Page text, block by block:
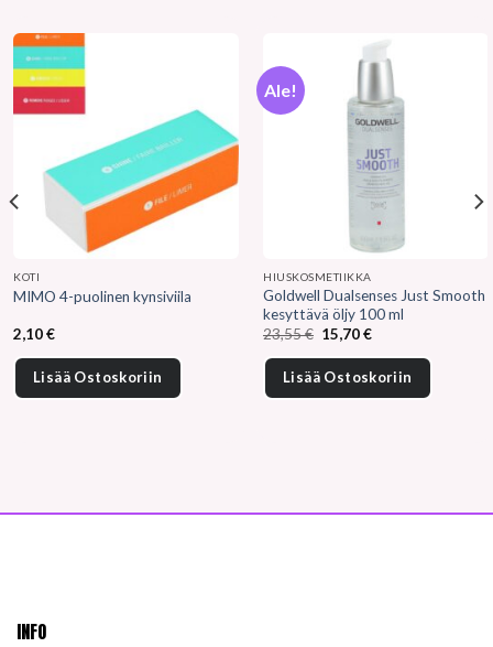
KOTI
MIMO 4-puolinen kynsiviila
2,10€
Lisää Ostoskoriin
Ale!
HIUSKOSMETIIKKA
Goldwell Dualsenses Just Smooth
kesyttävä öljy 100 ml
23,55€ Alkuperäinen
hinta
oli:
23,55 €.
15,70€Nykyinen
on:
15,70 €.
Lisää Ostoskoriin
INFO